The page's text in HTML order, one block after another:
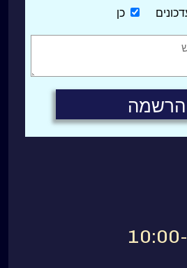
כן